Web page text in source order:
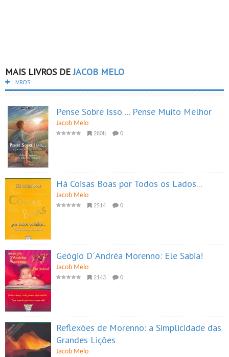
MAIS LIVROS DEJACOB MELO
LIVROS
Pense Sobre Isso ... Pense Muito Melhor
Jacob Melo
2808 0
Há Coisas Boas por Todos os Lados...
Jacob Melo
2514 0
Geógio D´Andréa Morenno: Ele Sabia!
Jacob Melo
2143 0
Reflexões de Morenno: a Simplicidade das
Grandes Lições
Jacob Melo